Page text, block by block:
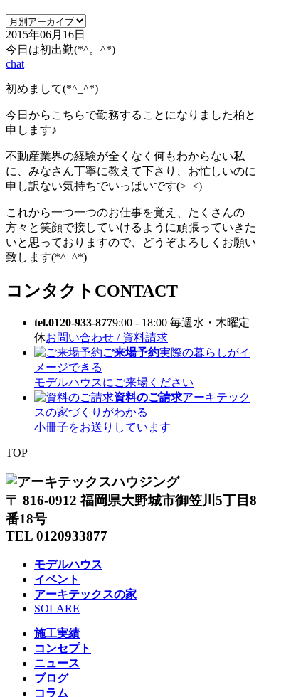
2015年06月16日
今日は初出勤(*^。^*)
chat
初めまして(*^_^*)
今日からこちらで勤務することになりました柏と
申します♪
不動産業界の経験が全くなく何もわからない私
に、みなさん丁寧に教えて下さり、お忙しいのに
申し訳ない気持ちでいっぱいです(>_<)
これから一つ一つのお仕事を覚え、たくさんの
方々と笑顔で接していけるように頑張っていきた
いと思っておりますので、どうぞよろしくお願い
致します(*^_^*)
コンタクト CONTACT
tel.0120-933-8779:00 - 18:00 毎週水・木曜定
休お問い合わせ / 資料請求
ご来場予約実際の暮らしがイ
メージできる
モデルハウスにご来場ください
資料のご請求アーキテック
スの家づくりがわかる
小冊子をお送りしています
TOP
〒 816-0912 福岡県大野城市御笠川5丁目8
番18号
TEL 0120933877
モデルハウス
イベント
アーキテックスの家
SOLARE
施工実績
コンセプト
ニュース
ブログ
コラム